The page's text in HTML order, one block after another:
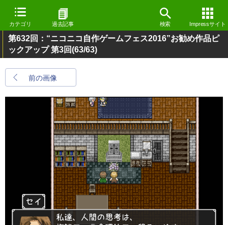
カテゴリ 過去記事 検索 Impressサイト
第632回：“ニコニコ自作ゲームフェス2016”お勧め作品ピ
ックアップ 第3回(63/63)
前の画像